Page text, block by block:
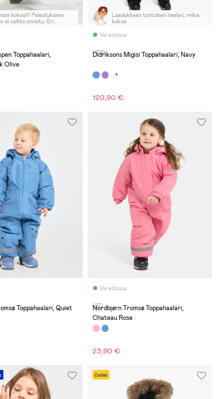
isoa kokoa!!! Palautukseen
ei vaihto onnistu. En
Toppahaalari,
Olive
Varastossa
Laadukkaan tuntuinen haalari, reilua
kokoa
(172)
Didriksons Migisi Toppahaalari, Navy
120,90 €
Toppahaalari, Quiet
Varastossa
(27)
Nordbjørn Tromsø Toppahaalari,
Chateau Rose
23,90 €
Outlet